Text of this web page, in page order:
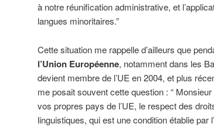
à notre réunification administrative, et
langues minoritaires.”
Cette situation me rappelle d’ailleurs que
l’Union Européenne, notamment dans les
devient membre de l’UE en 2004, et plus
me posait souvent cette question : “
vos propres pays de l’UE, le respect des
linguistiques, qui est une condition établie par